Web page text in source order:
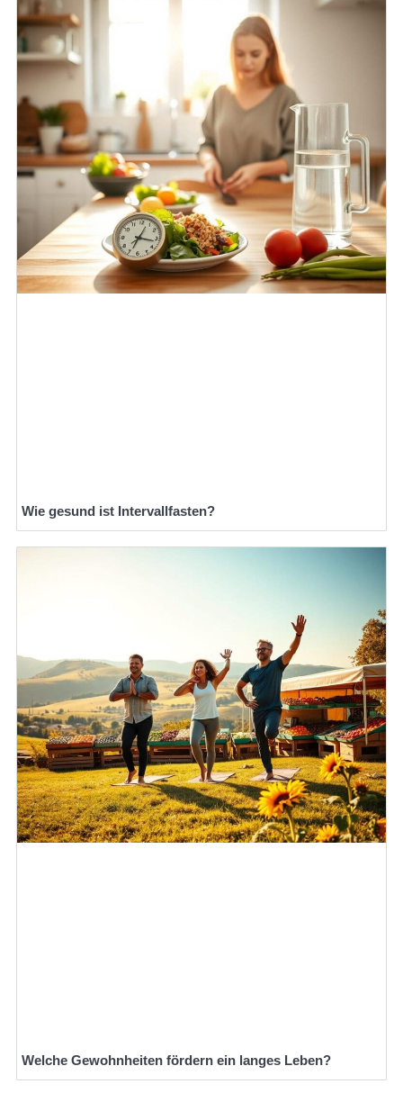
Wie gesund ist Intervallfasten?
Welche Gewohnheiten fördern ein langes Leben?